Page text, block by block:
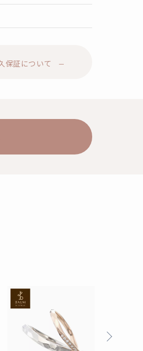
保証について